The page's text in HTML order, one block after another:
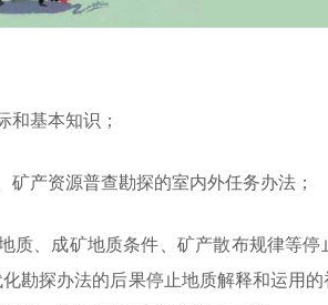
和基本知识；
矿产资源普查勘探的室内外任务办法；
质、成矿地质条件、矿产散布规律等
勘探办法的后果停止地质解释和运用